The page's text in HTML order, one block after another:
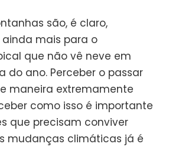
são, é claro,
mais para o
que não vê neve em
do ano. Perceber o passar
maneira extremamente
como isso é importante
que precisam conviver
mudanças climáticas já é